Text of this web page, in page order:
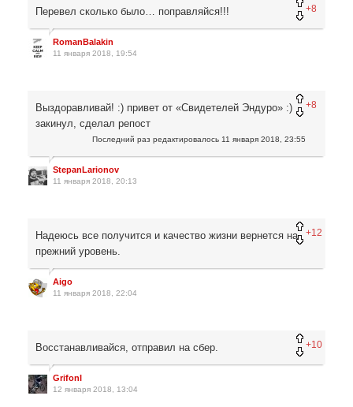
+8
Перевел сколько было… поправляйся!!!
RomanBalakin
11 января 2018, 19:54
+8
Выздоравливай! :) привет от «Свидетелей Эндуро» :)
закинул, сделал репост
Последний раз редактировалось 11 января 2018, 23:55
StepanLarionov
11 января 2018, 20:13
+12
Надеюсь все получится и качество жизни вернется на
прежний уровень.
Aigo
11 января 2018, 22:04
+10
Восстанавливайся, отправил на сбер.
GrifonI
12 января 2018, 13:04